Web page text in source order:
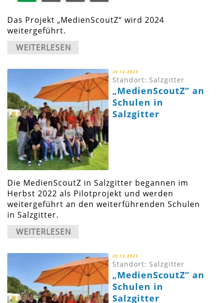
Das Projekt „MedienScoutZ“ wird 2024
weitergeführt.
WEITERLESEN
20.12.2023
Standort: Salzgitter
„MedienScoutZ“ an
Schulen in
Salzgitter
Die MedienScoutZ in Salzgitter begannen im
Herbst 2022 als Pilotprojekt und werden
weitergeführt an den weiterführenden Schulen
in Salzgitter.
WEITERLESEN
20.12.2023
Standort: Salzgitter
„MedienScoutZ“ an
Schulen in
Salzgitter